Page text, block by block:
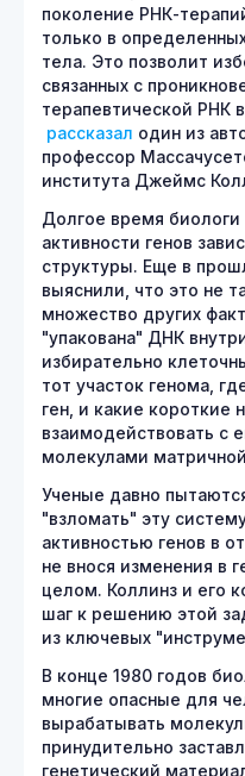
поколение РНК-
только в
тела. Это позволит
связанных с
терапевтической РНК
рассказал один из
профессор
института Джеймс
Долгое время биологи
активности генов
структуры. Еще в
выяснили, что это не
множество других
"упакована" ДНК
избирательно
тот участок генома,
ген, и какие короткие
взаимодействовать с
молекулами
Ученые давно
"взломать" эту
активностью генов в
не внося изменения в
целом. Коллинз и его
шаг к решению этой
из ключевых
В конце 1980 годов
многие опасные для
вырабатывать
принудительно
генетический